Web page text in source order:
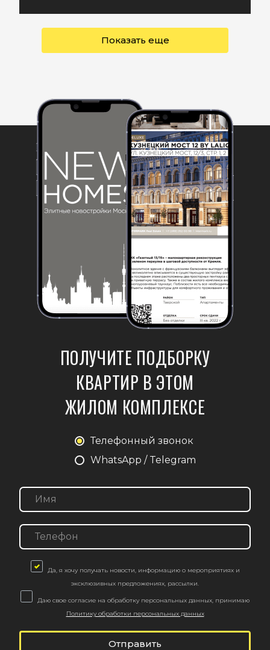
Показать еще
ПОЛУЧИТЕ ПОДБОРКУ
КВАРТИР В ЭТОМ
ЖИЛОМ КОМПЛЕКСЕ
Телефонный звонок
WhatsApp / Telegram
Да, я хочу получать новости, информацию о мероприятиях и
эксклюзивных предложениях, рассылки.
Даю свое согласие на обработку персональных данных, принимаю
Политику обработки персональных данных
Отправить